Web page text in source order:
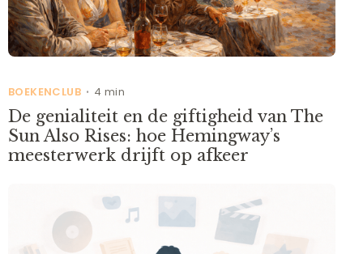
BOEKENCLUB • 4 min
De genialiteit en de giftigheid van The
Sun Also Rises: hoe Hemingway’s
meesterwerk drijft op afkeer